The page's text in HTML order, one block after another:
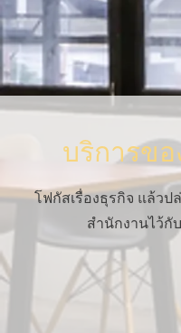
บริการขอ
โฟกัสเรื่องธุรกิจ แล้วป
สำนักงานไว้กับ